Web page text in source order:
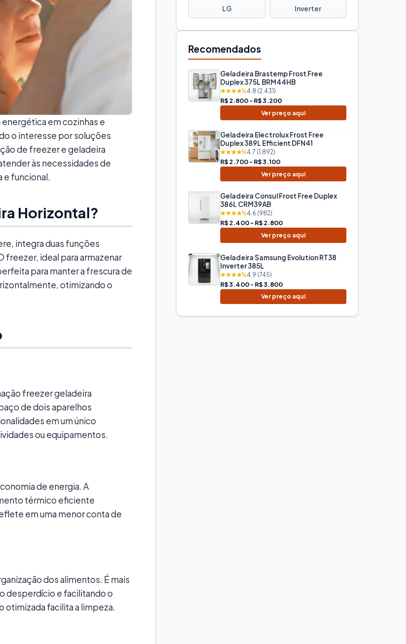
em cozinhas e
o interesse por soluções
de freezer e geladeira
às necessidades de
e funcional.
Horizontal?
integra duas funções
freezer, ideal para armazenar
para manter a frescura de
otimizando o
freezer geladeira
de dois aparelhos
em um único
ou equipamentos.
de energia. A
térmico eficiente
em uma menor conta de
dos alimentos. É mais
desperdício e facilitando o
otimizada facilita a limpeza.
LG Inverter
Recomendados
Geladeira Brastemp Frost Free
Duplex 375L BRM44HB
★★★★½4.8 (2.431)
R$ 2.800 - R$ 3.200
Ver preço aqui
Geladeira Electrolux Frost Free
Duplex 389L Efficient DFN41
★★★★½4.7 (1.892)
R$ 2.700 - R$ 3.100
Ver preço aqui
Geladeira Consul Frost Free Duplex
386L CRM39AB
★★★★½4.6 (982)
R$ 2.400 - R$ 2.800
Ver preço aqui
Geladeira Samsung Evolution RT38
Inverter 385L
★★★★½4.9 (745)
R$ 3.400 - R$ 3.800
Ver preço aqui